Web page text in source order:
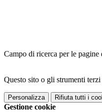
Campo di ricerca per le pagine
Questo sito o gli strumenti
Personalizza Rifiuta tutti i
Gestione cookie